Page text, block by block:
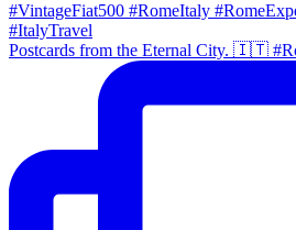
Postcards from the Eternal City. 🇮🇹